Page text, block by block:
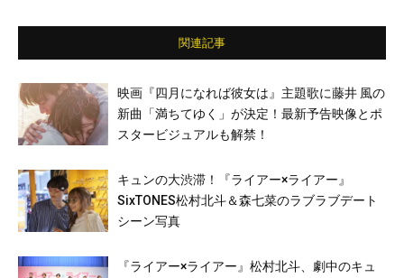
関連記事
映画『四月になれば彼女は』主題歌に藤井 風の
新曲「満ちてゆく」が決定！最新予告映像とポ
スタービジュアルも解禁！
キュンの大渋滞！『ライアー×ライアー』
SixTONES松村北斗＆森七菜のラブラブデート
シーン写真
『ライアー×ライアー』松村北斗、劇中のキュ